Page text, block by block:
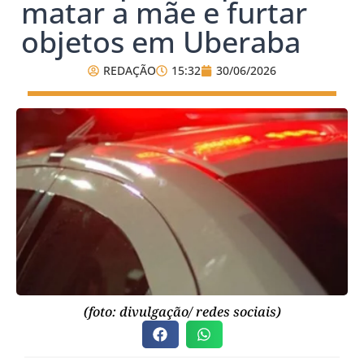
matar a mãe e furtar
objetos em Uberaba
REDAÇÃO 15:32 30/06/2026
(foto: divulgação/ redes sociais)